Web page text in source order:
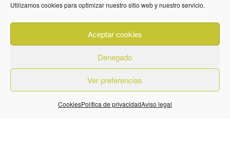
Utilizamos cookies para optimizar nuestro sitio web y nuestro servicio.
Aceptar cookies
Denegado
Ver preferencias
CookiesPolítica de privacidadAviso legal
636 01 61 85
Fuente Palmera
info @ fuentepalmerainformacion.es
Privacidad Aviso legal
Cookies
Quiénes Somos
Contacto